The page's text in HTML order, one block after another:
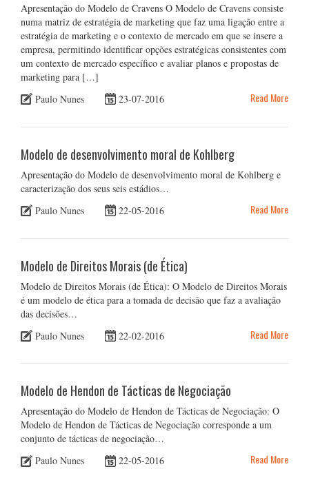
Apresentação do Modelo de Cravens O Modelo de Cravens consiste
numa matriz de estratégia de marketing que faz uma ligação entre a
estratégia de marketing e o contexto de mercado em que se insere a
empresa, permitindo identificar opções estratégicas consistentes com
um contexto de mercado específico e avaliar planos e propostas de
marketing para […]
Paulo Nunes
23-07-2016 Read More
Modelo de desenvolvimento moral de Kohlberg
Apresentação do Modelo de desenvolvimento moral de Kohlberg e
caracterização dos seus seis estádios…
Paulo Nunes
22-05-2016 Read More
Modelo de Direitos Morais (de Ética)
Modelo de Direitos Morais (de Ética): O Modelo de Direitos Morais
é um modelo de ética para a tomada de decisão que faz a avaliação
das decisões…
Paulo Nunes
22-02-2016 Read More
Modelo de Hendon de Tácticas de Negociação
Apresentação do Modelo de Hendon de Tácticas de Negociação: O
Modelo de Hendon de Tácticas de Negociação corresponde a um
conjunto de tácticas de negociação…
Paulo Nunes
22-05-2016 Read More